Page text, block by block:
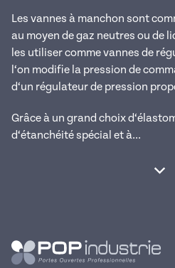
Les vannes à manchon sont
au moyen de gaz neutres ou de
les utiliser comme vannes de
l‘on modifie la pression de
d‘un régulateur de pression
Grâce à un grand choix
d‘étanchéité spécial et à...